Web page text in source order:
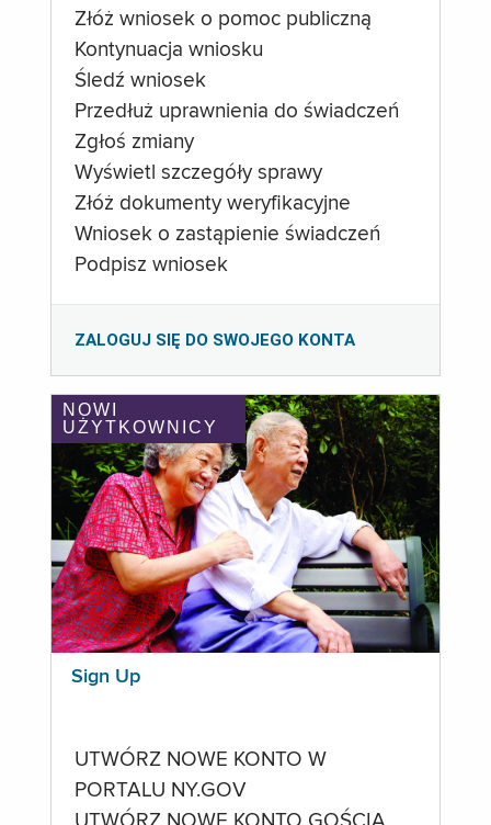
Złóż wniosek o pomoc publiczną
Kontynuacja wniosku
Śledź wniosek
Przedłuż uprawnienia do świadczeń
Zgłoś zmiany
Wyświetl szczegóły sprawy
Złóż dokumenty weryfikacyjne
Wniosek o zastąpienie świadczeń
Podpisz wniosek
ZALOGUJ SIĘ DO SWOJEGO KONTA
NOWI
UŻYTKOWNICY
Sign Up
UTWÓRZ NOWE KONTO W
PORTALU NY.GOV